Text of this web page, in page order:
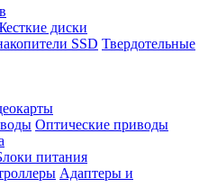
диски
Твердотельные
Оптические приводы
питания
Адаптеры и